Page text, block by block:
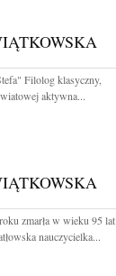
Filolog klasyczny,
aktywna...
zmarła w wieku 95 lat
nauczycielka...